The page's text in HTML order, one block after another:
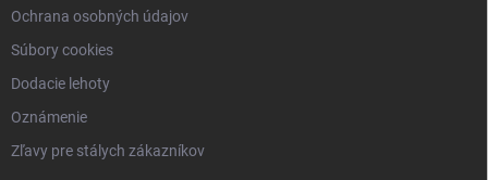
Ochrana osobných údajov
Súbory cookies
Dodacie lehoty
Oznámenie
Zľavy pre stálych zákazníkov